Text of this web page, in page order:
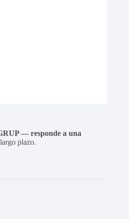
— responde a una
plazo.